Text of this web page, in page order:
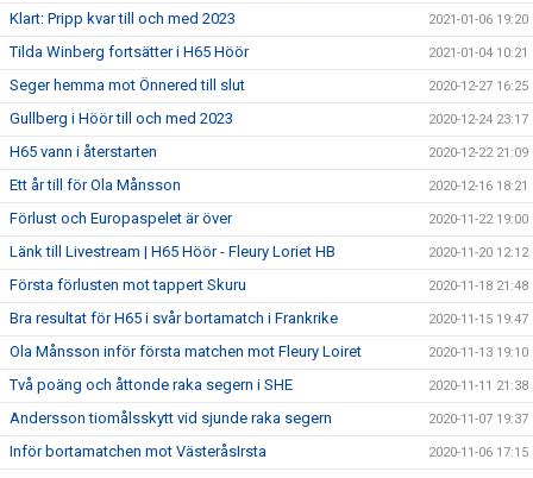
Klart: Pripp kvar till och med 2023 2021-01-06 19:20
Tilda Winberg fortsätter i H65 Höör 2021-01-04 10:21
Seger hemma mot Önnered till slut 2020-12-27 16:25
Gullberg i Höör till och med 2023 2020-12-24 23:17
H65 vann i återstarten 2020-12-22 21:09
Ett år till för Ola Månsson 2020-12-16 18:21
Förlust och Europaspelet är över 2020-11-22 19:00
Länk till Livestream | H65 Höör - Fleury Loriet HB 2020-11-20 12:12
Första förlusten mot tappert Skuru 2020-11-18 21:48
Bra resultat för H65 i svår bortamatch i Frankrike 2020-11-15 19:47
Ola Månsson inför första matchen mot Fleury Loiret 2020-11-13 19:10
Två poäng och åttonde raka segern i SHE 2020-11-11 21:38
Andersson tiomålsskytt vid sjunde raka segern 2020-11-07 19:37
Inför bortamatchen mot VästeråsIrsta 2020-11-06 17:15